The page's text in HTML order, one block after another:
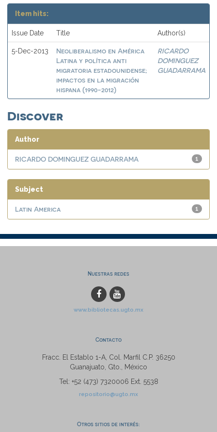
Item hits:
Issue Date Title Author(s)
5-Dec-2013
Neoliberalismo en América
Latina y política anti
migratoria estadounidense;
impactos en la migración
hispana (1990-2012)
RICARDO
DOMINGUEZ
GUADARRAMA
Discover
Author
1
RICARDO DOMINGUEZ GUADARRAMA
Subject
1
Latin America
Nuestras redes
www.bibliotecas.ugto.mx
Contacto
Fracc. El Establo 1-A, Col. Marfil C.P. 36250
Guanajuato, Gto., México
Tel: +52 (473) 7320006 Ext. 5538
repositorio@ugto.mx
Otros sitios de interés: